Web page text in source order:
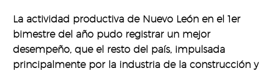
La actividad productiva de Nuevo León en el 1er
bimestre del año pudo registrar un mejor
desempeño, que el resto del país, impulsada
principalmente por la industria de la construcción y